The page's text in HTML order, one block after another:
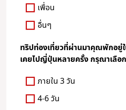
เพื่อน
อื่นๆ
ทริปท่องเที่ยวที่ผ่านมาคุณพักอ
เคยไปญี่ปุ่นหลายครั้ง กรุณาเลือ
ภายใน 3 วัน
4-6 วัน